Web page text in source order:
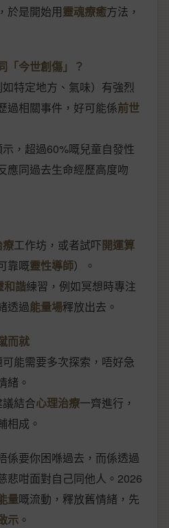
於是開始用靈魂療癒方法，
「今世創傷」？
特定地方、氣味）有強烈
過相關事件，好可能係前世
，超過60%嘅兒童自發性
應同過去生命經歷高度吻
療工作坊，或者試吓開運算
靠嘅靈性導師）。
和諧練習，例如冥想時專注
透過能量場釋放出去。
而就
能需要多次探索，唔好急
緒。
結合心理治療一齊進行，
相成。
係要你困喺過去，而係透過
悲咁面對自己同他人。2026
量嘅流動，釋放舊情緒，先
示 。